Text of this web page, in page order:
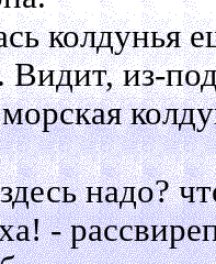
колдунья
из-
надо?
-